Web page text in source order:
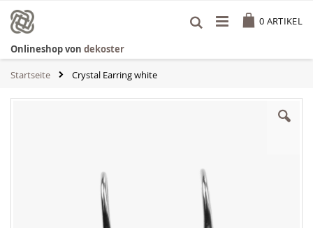
Inhalt
springen
0 ARTIKEL
Onlineshop von dekoster
Startseite Crystal Earring white